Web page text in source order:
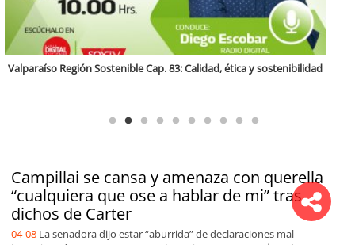
Campillai se cansa y amenaza con querella
“cualquiera que ose a hablar de mi” tras
dichos de Carter
04-08 La senadora dijo estar “aburrida” de declaraciones mal